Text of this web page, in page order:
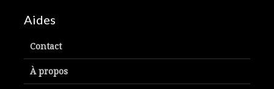
Aides
Contact
À propos